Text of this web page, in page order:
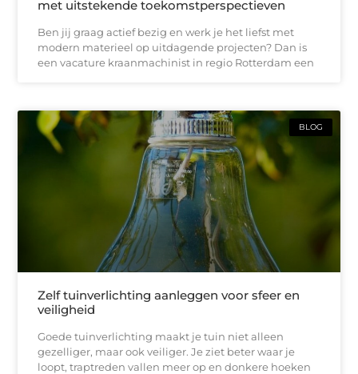
met uitstekende toekomstperspectieven
Ben jij graag actief bezig en werk je het liefst met
modern materieel op uitdagende projecten? Dan is
een vacature kraanmachinist in regio Rotterdam een
BLOG
Zelf tuinverlichting aanleggen voor sfeer en
veiligheid
Goede tuinverlichting maakt je tuin niet alleen
gezelliger, maar ook veiliger. Je ziet beter waar je
loopt, traptreden vallen meer op en donkere hoeken